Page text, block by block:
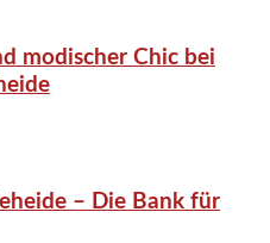
modischer Chic bei
– Die Bank für